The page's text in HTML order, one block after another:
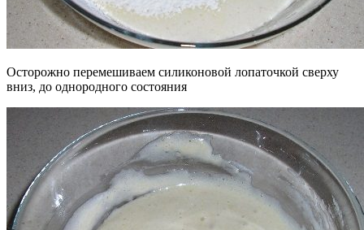
Осторожно перемешиваем силиконовой лопаточкой сверху
вниз, до однородного состояния